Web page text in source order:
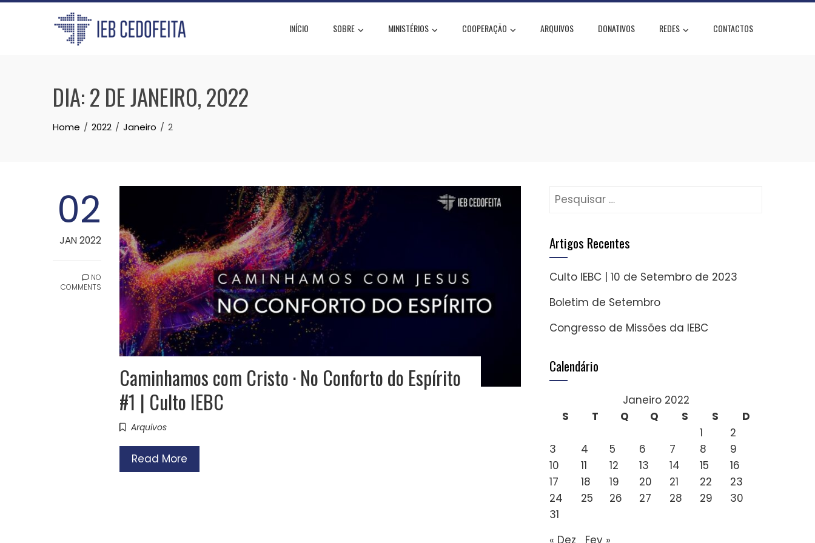
Skip
INÍCIO SOBRE MINISTÉRIOS COOPERAÇÃO ARQUIVOS DONATIVOS REDES CONTACTOS
DIA:2 DE JANEIRO, 2022
Home 2022 Janeiro 2
02
JAN 2022
NO
COMMENTS
Caminhamos com Cristo · No Conforto do Espírito
#1 | Culto IEBC
Arquivos
Read More
Pesquisar
Artigos Recentes
Culto IEBC | 10 de Setembro de 2023
Boletim de Setembro
Congresso de Missões da IEBC
Calendário
Janeiro 2022
S
T Q Q S S
D
1
2
3
4 5 6 7 8
9
10
11 12 13 14 15
16
17
18 19 20 21 22
23
24
25 26 27 28 29
30
31
« Dez
Fev »